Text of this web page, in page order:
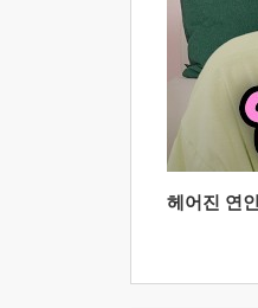
헤어진 연